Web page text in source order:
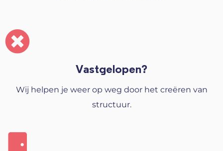
Vastgelopen?
Wij helpen je weer op weg door het creëren van
structuur.